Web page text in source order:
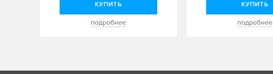
КУПИТЬ
подробнее
КУПИТЬ
подробнее